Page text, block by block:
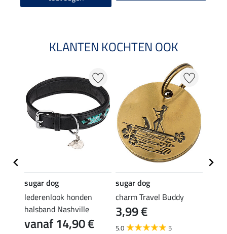
KLANTEN KOCHTEN OOK
sugar dog
lederenlook honden
halsband Nashville
vanaf 14,90 €
sugar dog
charm Travel Buddy
3,99 €
5.0 5